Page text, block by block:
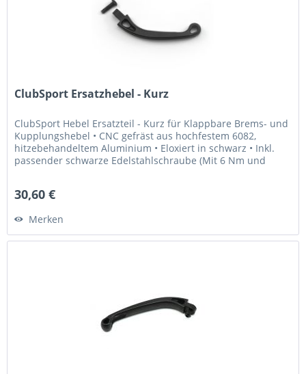
ClubSport Ersatzhebel - Kurz
ClubSport Hebel Ersatzteil - Kurz für Klappbare Brems- und
Kupplungshebel • CNC gefräst aus hochfestem 6082,
hitzebehandeltem Aluminium • Eloxiert in schwarz • Inkl.
passender schwarze Edelstahlschraube (Mit 6 Nm und
30,60 €
Merken